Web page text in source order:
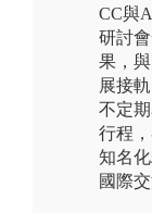
CC與
研討
果，
展接
不定
行程
知名
國際交